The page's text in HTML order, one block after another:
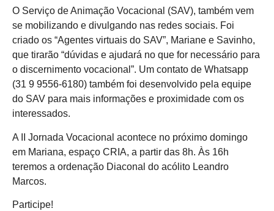
O Serviço de Animação Vocacional (SAV), também vem
se mobilizando e divulgando nas redes sociais. Foi
criado os “Agentes virtuais do SAV”, Mariane e Savinho,
que tirarão “dúvidas e ajudará no que for necessário para
o discernimento vocacional”. Um contato de Whatsapp
(31 9 9556-6180) também foi desenvolvido pela equipe
do SAV para mais informações e proximidade com os
interessados.
A II Jornada Vocacional acontece no próximo domingo
em Mariana, espaço CRIA, a partir das 8h. Às 16h
teremos a ordenação Diaconal do acólito Leandro
Marcos.
Participe!